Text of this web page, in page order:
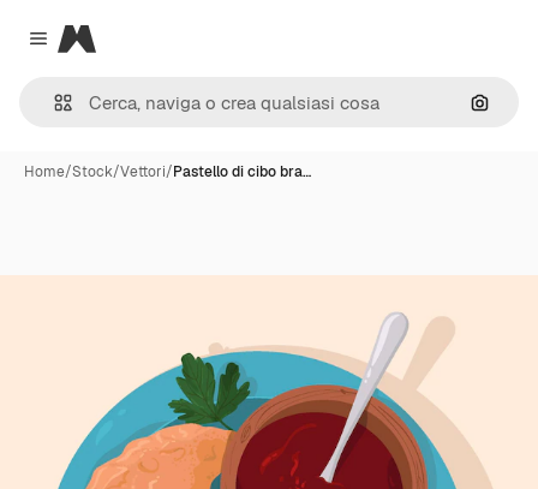
Close menu
Magnific
Cerca
Home/Stock/Vettori/Pastello di cibo bra…